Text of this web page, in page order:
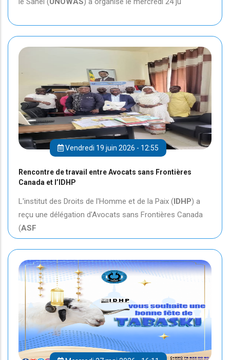
Vendredi 19 juin 2026 - 12:55
Rencontre de travail entre Avocats sans Frontières
Canada et l’IDHP
L'institut des Droits de l'Homme et de la Paix (IDHP) a
reçu une délégation d'Avocats sans Frontières Canada
(ASF